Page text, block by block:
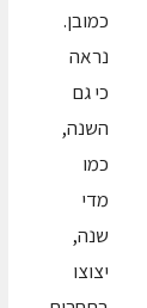
כמובן.
נראה
כי גם
השנה,
כמו
מדי
שנה,
יצוצו